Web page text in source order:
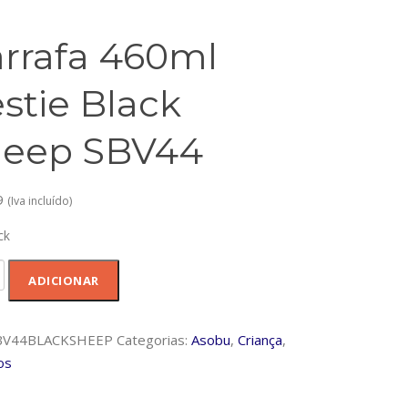
460ml
Black
SBV44
(Iva incluído)
ADICIONAR
Categorias: Asobu, Criança,